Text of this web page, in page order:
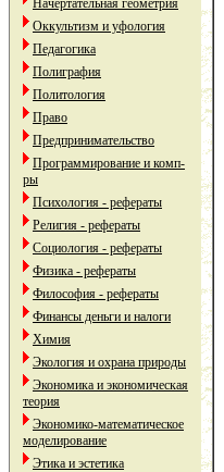
Начертательная геометрия
Оккультизм и уфология
Педагогика
Полиграфия
Политология
Право
Предпринимательство
Программирование и комп-
ры
Психология - рефераты
Религия - рефераты
Социология - рефераты
Физика - рефераты
Философия - рефераты
Финансы деньги и налоги
Химия
Экология и охрана природы
Экономика и экономическая
теория
Экономико-математическое
моделирование
Этика и эстетика